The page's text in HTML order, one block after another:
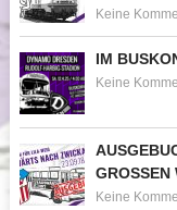
Keine
IM
Keine
GROSSEN
Keine